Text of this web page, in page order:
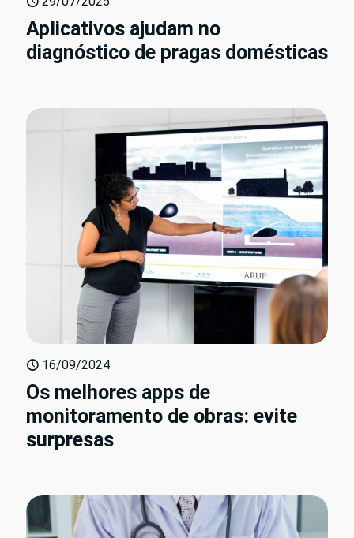
Aplicativos ajudam no
diagnóstico de pragas domésticas
16/09/2024
Os melhores apps de
monitoramento de obras: evite
surpresas